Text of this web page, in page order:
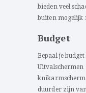
bieden veel
buiten mogelijk
Budget
Bepaal je
Uitvalschermen
duurder zijn